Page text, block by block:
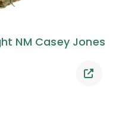
NM Casey Jones